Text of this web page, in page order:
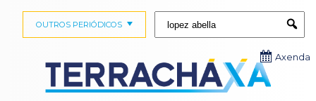
OUTROS PERIÓDICOS
Axenda